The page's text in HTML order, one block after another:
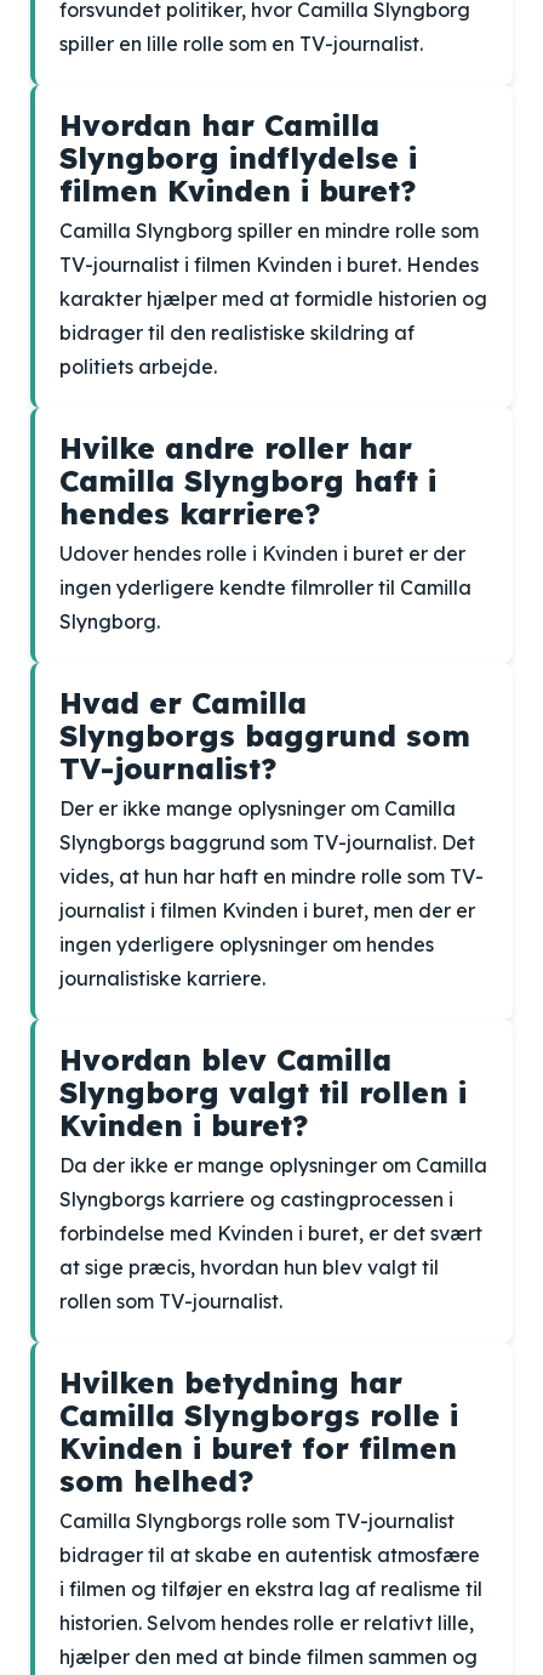
forsvundet politiker, hvor Camilla Slyngborg
spiller en lille rolle som en TV-journalist.
Hvordan har Camilla
Slyngborg indflydelse i
filmen Kvinden i buret?
Camilla Slyngborg spiller en mindre rolle som
TV-journalist i filmen Kvinden i buret. Hendes
karakter hjælper med at formidle historien og
bidrager til den realistiske skildring af
politiets arbejde.
Hvilke andre roller har
Camilla Slyngborg haft i
hendes karriere?
Udover hendes rolle i Kvinden i buret er der
ingen yderligere kendte filmroller til Camilla
Slyngborg.
Hvad er Camilla
Slyngborgs baggrund som
TV-journalist?
Der er ikke mange oplysninger om Camilla
Slyngborgs baggrund som TV-journalist. Det
vides, at hun har haft en mindre rolle som TV-
journalist i filmen Kvinden i buret, men der er
ingen yderligere oplysninger om hendes
journalistiske karriere.
Hvordan blev Camilla
Slyngborg valgt til rollen i
Kvinden i buret?
Da der ikke er mange oplysninger om Camilla
Slyngborgs karriere og castingprocessen i
forbindelse med Kvinden i buret, er det svært
at sige præcis, hvordan hun blev valgt til
rollen som TV-journalist.
Hvilken betydning har
Camilla Slyngborgs rolle i
Kvinden i buret for filmen
som helhed?
Camilla Slyngborgs rolle som TV-journalist
bidrager til at skabe en autentisk atmosfære
i filmen og tilføjer en ekstra lag af realisme til
historien. Selvom hendes rolle er relativt lille,
hjælper den med at binde filmen sammen og